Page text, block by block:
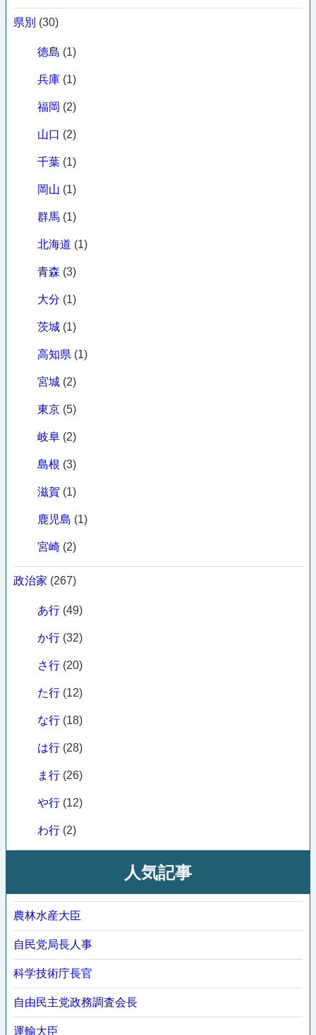
県別 (30)
徳島 (1)
兵庫 (1)
福岡 (2)
山口 (2)
千葉 (1)
岡山 (1)
群馬 (1)
北海道 (1)
青森 (3)
大分 (1)
茨城 (1)
高知県 (1)
宮城 (2)
東京 (5)
岐阜 (2)
島根 (3)
滋賀 (1)
鹿児島 (1)
宮崎 (2)
政治家 (267)
あ行 (49)
か行 (32)
さ行 (20)
た行 (12)
な行 (18)
は行 (28)
ま行 (26)
や行 (12)
わ行 (2)
人気記事
農林水産大臣
自民党局長人事
科学技術庁長官
自由民主党政務調査会長
運輸大臣